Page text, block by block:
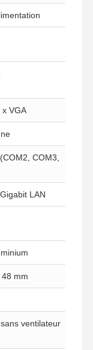
Visite D'usine
x VGA
COM3,
LAN
mm
ventilateur